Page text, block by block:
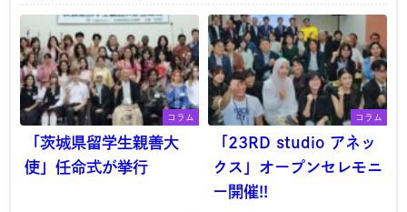
コラム
「茨城県留学生親善大
使」任命式が挙行
コラム
「23RD studio アネッ
クス」オープンセレモニ
ー開催!!